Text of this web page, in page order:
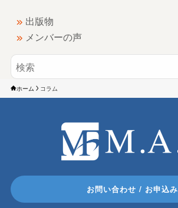
出版物
メンバーの声
ホーム コラム
お問い合わせ / お申込み